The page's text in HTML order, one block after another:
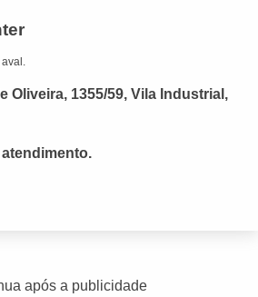
Oliveira, 1355/59, Vila Industrial,
após a publicidade